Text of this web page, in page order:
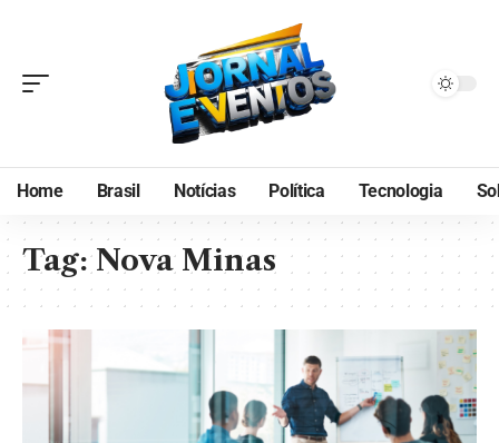
Home Brasil Notícias Política Tecnologia
Tag:Nova Minas